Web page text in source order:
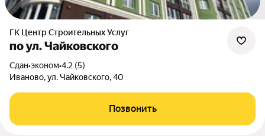
ГК Центр Строительных Услуг
по ул. Чайковского
Сдан•эконом•4.2 (5)
Иваново, ул. Чайковского, 40
Позвонить